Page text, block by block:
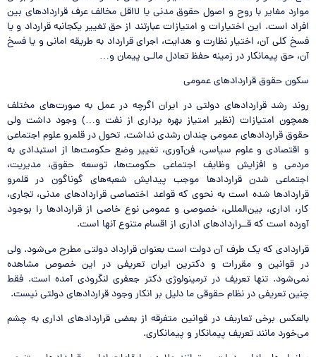
موارد مغایر با روح و اصول حقوق مدنی یا لااقل مخالف عرف قراردادهای بین
افراد است. این اختیارات و امتیازات عبارتند از حق تغییر یکجانبه قرارداد و یا
فسخ کلی آن، اختیار نظارت و هدایت، اجرای قرارداد به طریقه امانی و یا فسخ
آن، حق پیمانکار در زمینه حفظ تعادل مالـی پیمان و…
سکون حقوق قراردادهای عمومی
روند رشد قراردادهای دولتی در ایران اگرچه در عمل به صورت‌های مختلف
همچون امتیازات (نظیر امتیاز بهره برداری از نفت و…) وجود داشت ولی
حقوق قراردادهای عمومی چندان رشدی نداشت. تحول در قلمرو علوم اجتماعی
و اقتصادی و علوم سیاسی، فن‌آوری، تغییر وضع حکومت‌ها از استبدادی به
مردمی و افزایش وظایف اجتماعی حکومت‌ها، توسعه حقوق، مدیریت،
اجتماعی شدن قراردادها موجب پیدایش شعبه‌های گوناگون در قلمرو
قراردادها شده است به نحوی که قواعد اختصاصی قراردادهای مدنی، تجاری،
کار، اداری، بین‌المللی، خصوصی و عمومی نوع خاصی از قراردادها را بوجود
آورده است که قــراردادهای اداری از اقسام متنوع آنها است.
قراردادی که یک طرف آن دولت است بعنوان قرارداد دولتی مطرح می‌شود. ولی
در قوانین و مقررات و دکترین ایران تعریفی در این خصوص مشاهده
نمی‌شود. تنها تعریف در ترمینولوژی دکتر جعفری لنگرودی آمده است. فقط
چنین تعریفی در نظام حقوقی ما دلیل بر انکار وجود قراردادهای دولتی نیست.
بالعکس برخی تعاریف در قوانین متفرقه از بعضی قراردادهای اداری به چشم
می‌خورد مانند تعریف پیمانکار و پیمانکاری.